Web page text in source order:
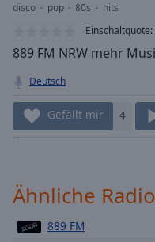
Loaded
Stream
Seek to
live,
currently
behind
liveLIVE
disco pop 80s
hits
Einschaltquote:
889 FM NRW mehr
Deutsch
Gefällt mir 4
Ähnliche
889 FM